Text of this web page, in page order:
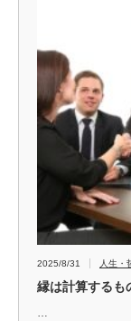
2025/8/31 人生・
縁は計算するも